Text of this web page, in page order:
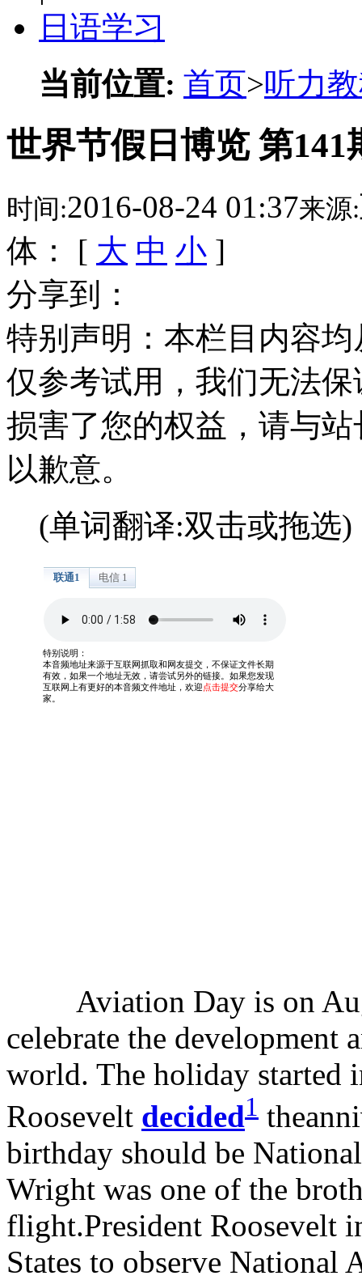
日语学习
当前位置: 首页>听力
世界节假日博览 第141
时间:2016-08-24 01:37来源:
体： [ 大 中 小 ]
分享到：
特别声明：本栏目内容
仅参考试用，我们无法
损害了您的权益，请与
以歉意。
(单词翻译:双击或拖选)
Aviation Day is on
celebrate the development
world. The holiday started
Roosevelt decided1
birthday should be
Wright was one of the
flight.President Roosevelt
States to observe